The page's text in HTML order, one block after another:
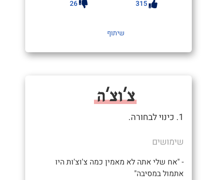
315
26
שיתוף
צ'וצ'ה
1. כינוי לבחורה.
שימושים
- "אח שלי אתה לא מאמין כמה צ'וצ'ות היו
אתמול במסיבה"